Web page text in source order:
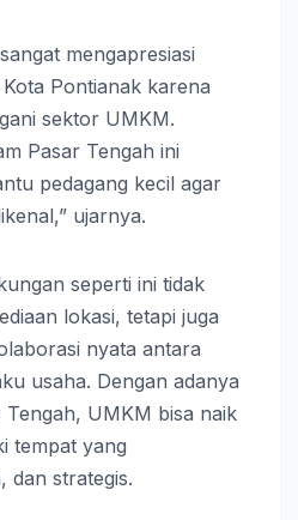
mengapresiasi
Pontianak karena
sektor UMKM.
Pasar Tengah ini
pedagang kecil agar
ujarnya.
seperti ini tidak
lokasi, tetapi juga
nyata antara
usaha. Dengan adanya
UMKM bisa naik
tempat yang
dan strategis.